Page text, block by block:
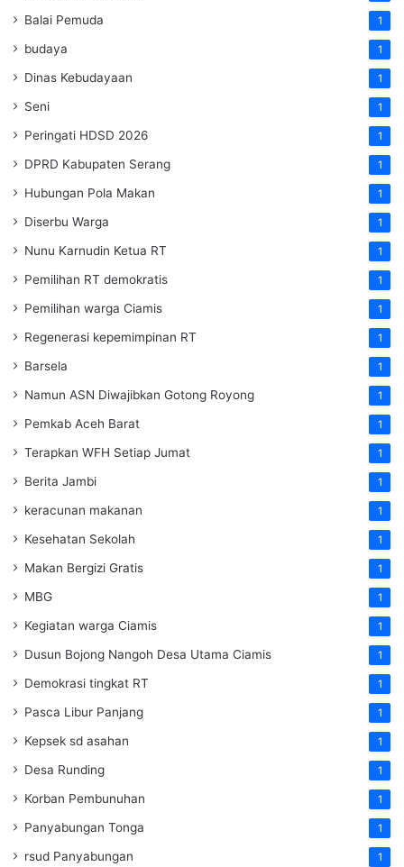
Balai Pemuda 1
budaya 1
Dinas Kebudayaan 1
Seni 1
Peringati HDSD 2026 1
DPRD Kabupaten Serang 1
Hubungan Pola Makan 1
Diserbu Warga 1
Nunu Karnudin Ketua RT 1
Pemilihan RT demokratis 1
Pemilihan warga Ciamis 1
Regenerasi kepemimpinan RT 1
Barsela 1
Namun ASN Diwajibkan Gotong Royong 1
Pemkab Aceh Barat 1
Terapkan WFH Setiap Jumat 1
Berita Jambi 1
keracunan makanan 1
Kesehatan Sekolah 1
Makan Bergizi Gratis 1
MBG 1
Kegiatan warga Ciamis 1
Dusun Bojong Nangoh Desa Utama Ciamis 1
Demokrasi tingkat RT 1
Pasca Libur Panjang 1
Kepsek sd asahan 1
Desa Runding 1
Korban Pembunuhan 1
Panyabungan Tonga 1
rsud Panyabungan 1